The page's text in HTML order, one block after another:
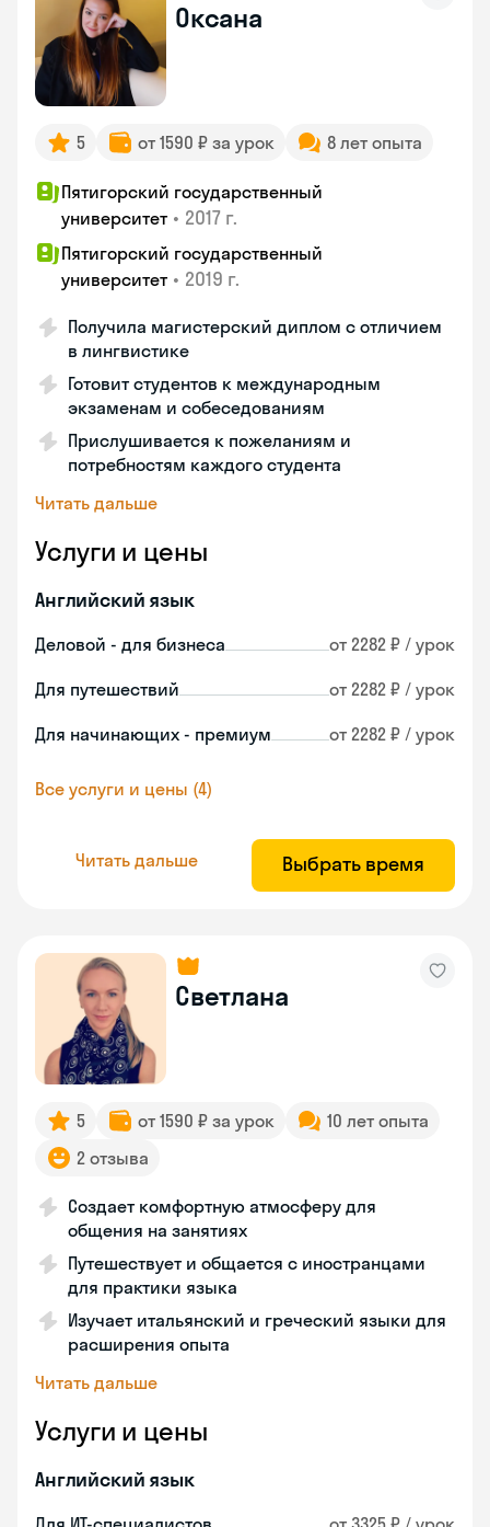
Оксана
5 от 1590 ₽ за урок 8 лет опыта
Пятигорский государственный
университет • 2017 г.
Пятигорский государственный
университет • 2019 г.
Получила магистерский диплом с отличием
в лингвистике
Готовит студентов к международным
экзаменам и собеседованиям
Прислушивается к пожеланиям и
потребностям каждого студента
Читать дальше
Услуги и цены
Английский язык
Деловой - для бизнеса от 2282 ₽ / урок
Для путешествий от 2282 ₽ / урок
Для начинающих - премиум от 2282 ₽ / урок
Все услуги и цены (4)
Читать дальше Выбрать время
Светлана
5 от 1590 ₽ за урок
10 лет опыта
2 отзыва
Создает комфортную атмосферу для
общения на занятиях
Путешествует и общается с иностранцами
для практики языка
Изучает итальянский и греческий языки для
расширения опыта
Читать дальше
Услуги и цены
Английский язык